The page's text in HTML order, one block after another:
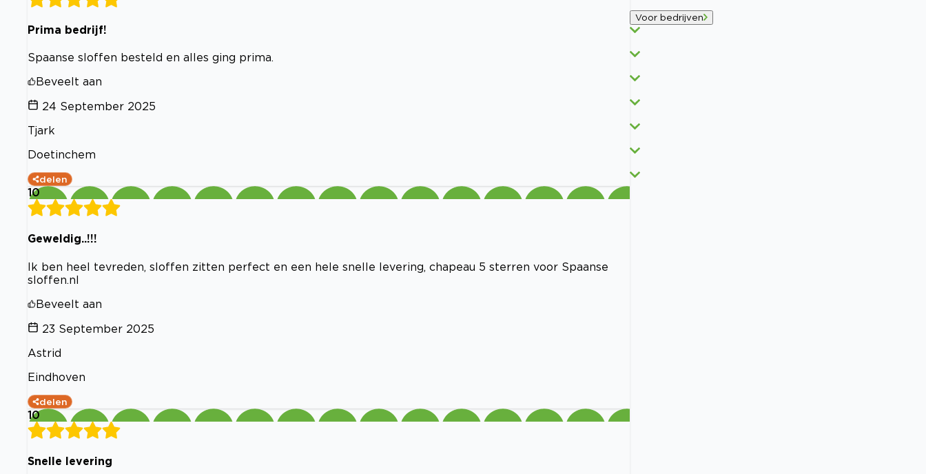
Prima bedrijf!
Spaanse sloffen besteld en alles ging prima.
Beveelt aan
24 September 2025
Tjark
Doetinchem
delen
10
Geweldig..!!!
Ik ben heel tevreden, sloffen zitten perfect en een hele snelle levering, chapeau 5 sterren voor Spaanse
sloffen.nl
Beveelt aan
23 September 2025
Astrid
Eindhoven
delen
10
Snelle levering
Voor bedrijven